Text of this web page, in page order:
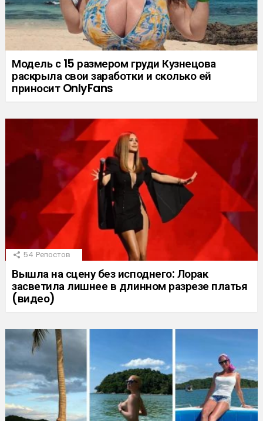
Модель с 15 размером груди Кузнецова
раскрыла свои заработки и сколько ей
приносит OnlyFans
54 Репостов
Вышла на сцену без исподнего: Лорак
засветила лишнее в длинном разрезе платья
(видео)